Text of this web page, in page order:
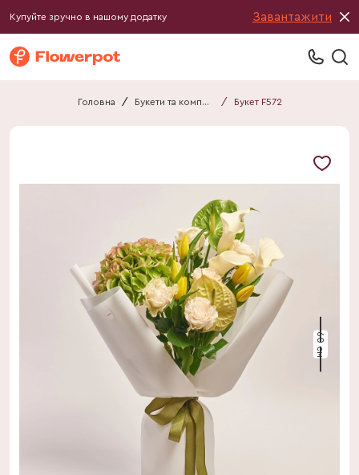
Купуйте зручно в нашому додатку Завантажити
Головна / Букети та композиції / Букет F572
60 см